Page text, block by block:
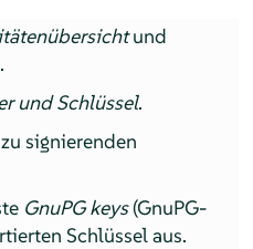
und
und Schlüssel.
signierenden
GnuPG keys(GnuPG-
Schlüssel aus.